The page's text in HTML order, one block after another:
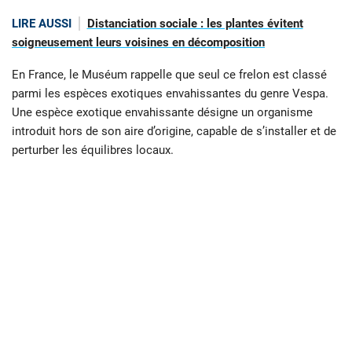
LIRE AUSSI
Distanciation sociale : les plantes évitent
soigneusement leurs voisines en décomposition
En France, le Muséum rappelle que seul ce frelon est classé
parmi les espèces exotiques envahissantes du genre Vespa.
Une espèce exotique envahissante désigne un organisme
introduit hors de son aire d’origine, capable de s’installer et de
perturber les équilibres locaux.